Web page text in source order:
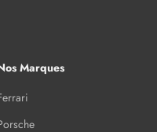
Marques